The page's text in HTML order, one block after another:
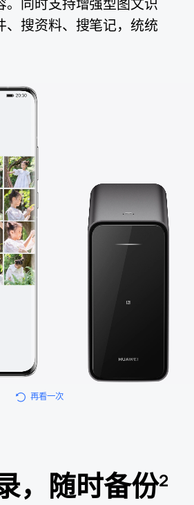
再看一次
、搜资料、搜笔记，统统
，随时备份2